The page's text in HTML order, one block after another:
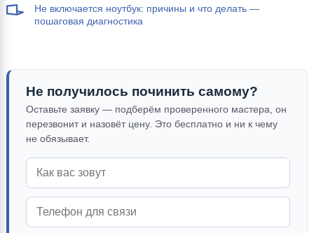
Не включается ноутбук: причины и что делать —
пошаговая диагностика
Не получилось починить самому?
Оставьте заявку — подберём проверенного мастера, он
перезвонит и назовёт цену. Это бесплатно и ни к чему
не обязывает.